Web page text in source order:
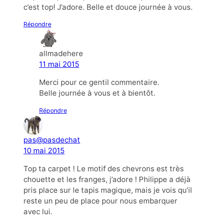
c’est top! J’adore. Belle et douce journée à vous.
Répondre
allmadehere
11 mai 2015
Merci pour ce gentil commentaire.
Belle journée à vous et à bientôt.
Répondre
pas@pasdechat
10 mai 2015
Top ta carpet ! Le motif des chevrons est très
chouette et les franges, j’adore ! Philippe a déjà
pris place sur le tapis magique, mais je vois qu’il
reste un peu de place pour nous embarquer
avec lui.